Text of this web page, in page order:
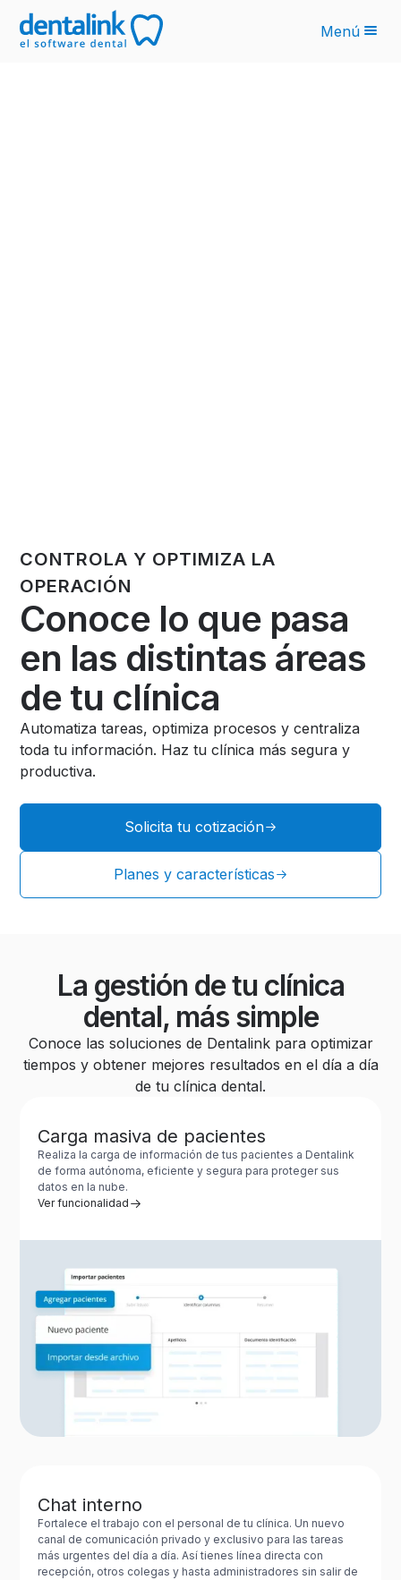
Menú
CONTROLA Y OPTIMIZA LA
OPERACIÓN
Conoce lo que pasa
en las distintas áreas
de tu clínica
Automatiza tareas, optimiza procesos y centraliza
toda tu información. Haz tu clínica más segura y
productiva.
Solicita tu cotización
Planes y características
La gestión de tu clínica
dental, más simple
Conoce las soluciones de Dentalink para optimizar
tiempos y obtener mejores resultados en el día a día
de tu clínica dental.
Carga masiva de pacientes
Realiza la carga de información de tus pacientes a Dentalink
de forma autónoma, eficiente y segura para proteger sus
datos en la nube.
Ver funcionalidad
Chat interno
Fortalece el trabajo con el personal de tu clínica. Un nuevo
canal de comunicación privado y exclusivo para las tareas
más urgentes del día a día. Así tienes línea directa con
recepción, otros colegas y hasta administradores sin salir de